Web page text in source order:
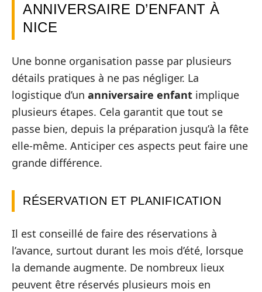
ANNIVERSAIRE D’ENFANT À
NICE
Une bonne organisation passe par plusieurs
détails pratiques à ne pas négliger. La
logistique d’un anniversaire enfant implique
plusieurs étapes. Cela garantit que tout se
passe bien, depuis la préparation jusqu’à la fête
elle-même. Anticiper ces aspects peut faire une
grande différence.
RÉSERVATION ET PLANIFICATION
Il est conseillé de faire des réservations à
l’avance, surtout durant les mois d’été, lorsque
la demande augmente. De nombreux lieux
peuvent être réservés plusieurs mois en